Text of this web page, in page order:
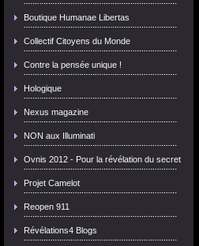
Boutique Humanae Libertas
Collectif Citoyens du Monde
Contre la pensée unique !
Hologique
Nexus magazine
NON aux Illuminati
Ovnis 2012 - Pour la révélation du secret
Projet Camelot
Reopen 911
Révélations4 Blogs